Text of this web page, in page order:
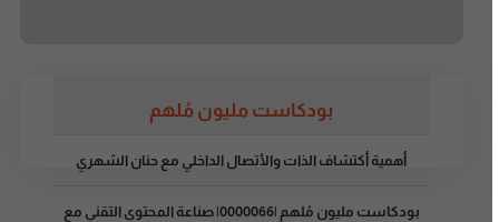
بودكاست مليون مُلهم
أهمية أكتشاف الذات والأتصال الداخلي مع حنان الشهري
بودكاست مليون مُلهم |0000066| صناعة المحتوى التقني مع